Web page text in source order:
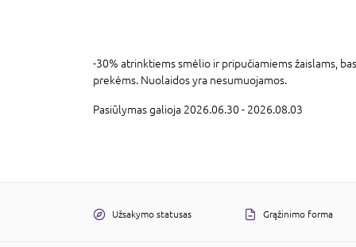
-30% atrinktiems smėlio ir pripučiamiems žaislams,
prekėms. Nuolaidos yra nesumuojamos.
Pasiūlymas galioja 2026.06.30 - 2026.08.03
Užsakymo statusas Grąžinimo forma